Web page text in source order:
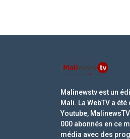
Malinewstv est un
Mali. La WebTV a
Youtube,
000 abonnés en ce
média avec des